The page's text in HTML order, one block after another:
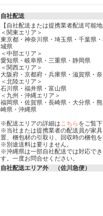
自社配送
【自社配送または提携業者配送可能地
＜関東エリア＞
東京都・神奈川県・埼玉県・千葉県
城県
＜中部エリア＞
愛知県・岐阜県・三重県・静岡県
＜関西エリア＞
大阪府・京都府・兵庫県・滋賀県・
＜北陸エリア＞
石川県・福井県・富山県
＜九州・沖縄エリア＞
福岡県・佐賀県・長崎県・大分県・
崎県・沖縄県
※配送エリアの詳細はこちら をご覧下
※当社または提携業者の配送員が家
置、梱包材の引取り、回収時の梱包を
※別途送料は要りません。
※沖縄県は一部自社配送では対応で
す。一度お問合せください。
自社配送エリア外 （佐川急便）